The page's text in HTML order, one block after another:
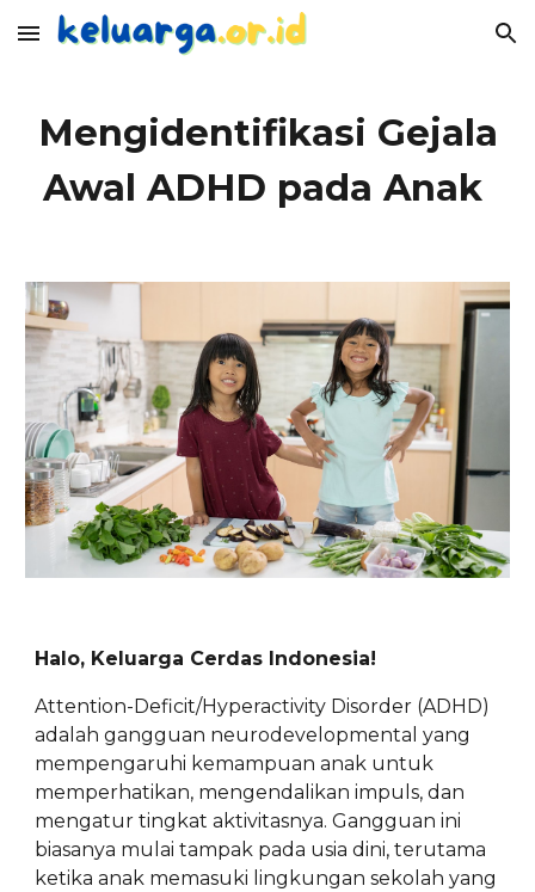
Skip to main content Skip to navigation
Mengidentifikasi Gejala
Awal ADHD pada Anak
Halo, Keluarga Cerdas Indonesia!
Attention-Deficit/Hyperactivity Disorder (ADHD)
adalah gangguan neurodevelopmental yang
mempengaruhi kemampuan anak untuk
memperhatikan, mengendalikan impuls, dan
mengatur tingkat aktivitasnya. Gangguan ini
biasanya mulai tampak pada usia dini, terutama
ketika anak memasuki lingkungan sekolah yang